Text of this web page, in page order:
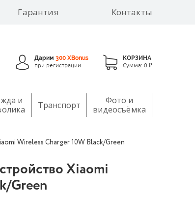
Гарантия Контакты
Дарим 300 XBonus
при регистрации
КОРЗИНА
Сумма: 0 ₽
и
Транспорт
Фото и
видеосъёмка
Wireless Charger 10W Black/Green
Xiaomi
Green